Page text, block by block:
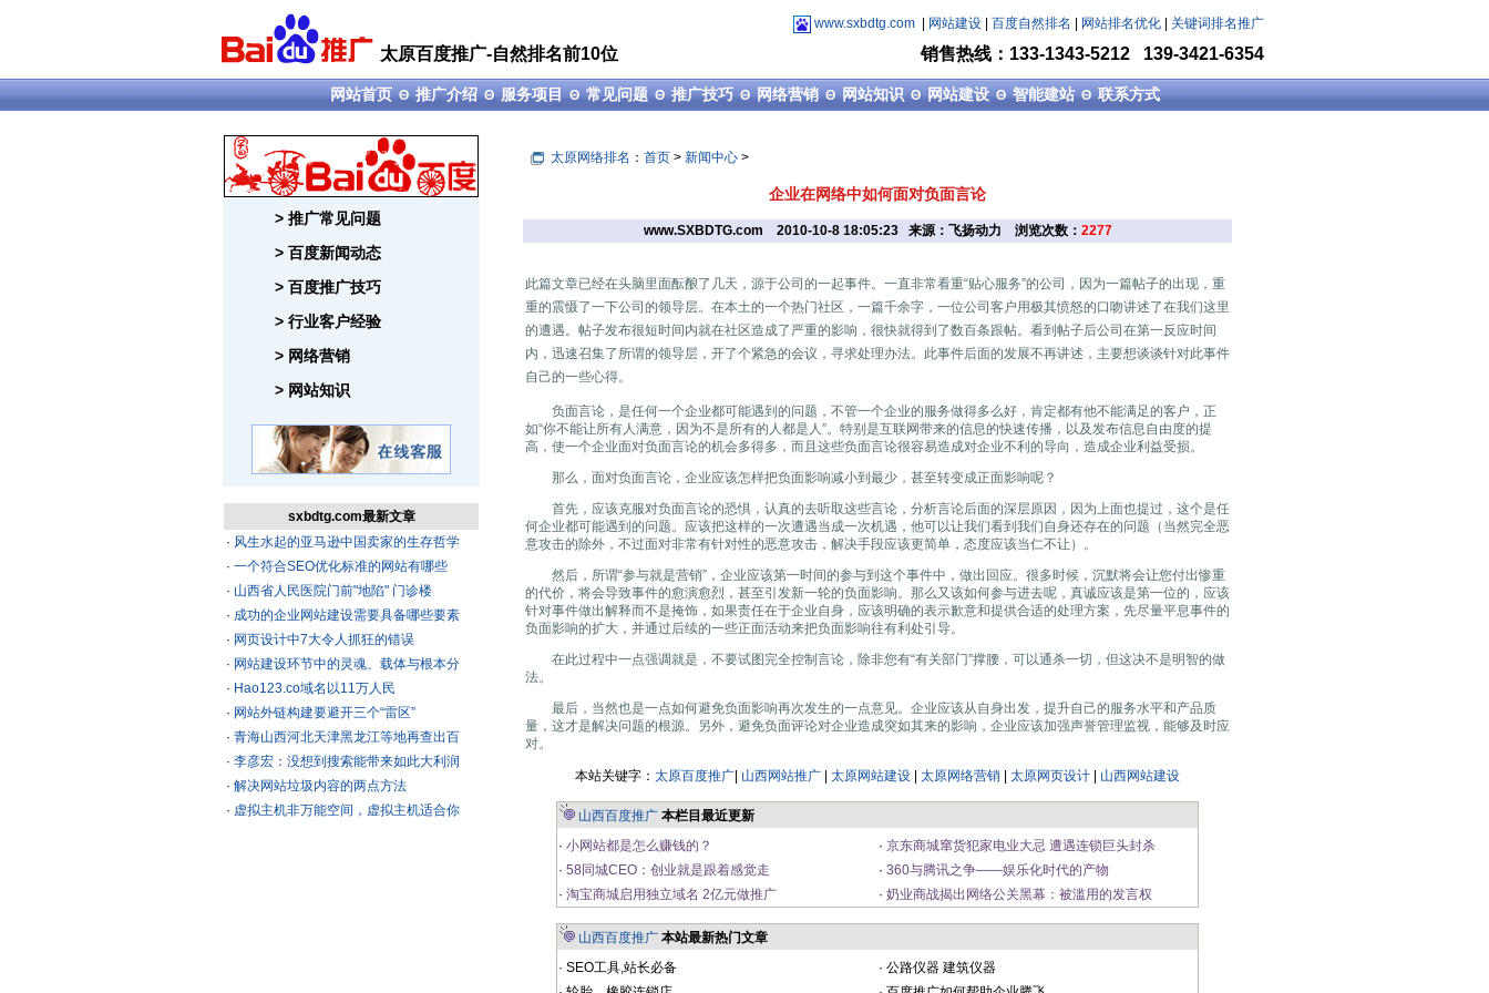
太原百度推广-自然排名前10位
www.sxbdtg.com 网站建设 百度自然排名 网站排名优化 关键词排名推广
销售热线：133-1343-5212 139-3421-6354
网站首页Θ推广介绍Θ服务项目Θ常见问题Θ推广技巧Θ网络营销Θ网站知识Θ网站建设Θ智能建站Θ联系方式
> 推广常见问题
> 百度新闻动态
> 百度推广技巧
> 行业客户经验
> 网络营销
> 网站知识
sxbdtg.com最新文章
· 风生水起的亚马逊中国卖家的生存哲学
· 一个符合SEO优化标准的网站有哪些
· 山西省人民医院门前"地陷" 门诊楼
· 成功的企业网站建设需要具备哪些要素
· 网页设计中7大令人抓狂的错误
· 网站建设环节中的灵魂、载体与根本分
· Hao123.co域名以11万人民
· 网站外链构建要避开三个“雷区”
· 青海山西河北天津黑龙江等地再查出百
· 李彦宏：没想到搜索能带来如此大利润
· 解决网站垃圾内容的两点方法
· 虚拟主机非万能空间，虚拟主机适合你
太原网络排名 ： 首页 > 新闻中心 >
企业在网络中如何面对负面言论
www.SXBDTG.com 2010-10-8 18:05:23 来源：飞扬动力 浏览次数： 2277
此篇文章已经在头脑里面酝酿了几天，源于公司的一起事件。一直非常看重“贴心服务”的公司，因为一篇帖子的出现，重
重的震慑了一下公司的领导层。在本土的一个热门社区，一篇千余字，一位公司客户用极其愤怒的口吻讲述了在我们这里
的遭遇。帖子发布很短时间内就在社区造成了严重的影响，很快就得到了数百条跟帖。看到帖子后公司在第一反应时间
内，迅速召集了所谓的领导层，开了个紧急的会议，寻求处理办法。此事件后面的发展不再讲述，主要想谈谈针对此事件
自己的一些心得。
负面言论，是任何一个企业都可能遇到的问题，不管一个企业的服务做得多么好，肯定都有他不能满足的客户，正
如“你不能让所有人满意，因为不是所有的人都是人”。特别是互联网带来的信息的快速传播，以及发布信息自由度的提
高，使一个企业面对负面言论的机会多得多，而且这些负面言论很容易造成对企业不利的导向，造成企业利益受损。
那么，面对负面言论，企业应该怎样把负面影响减小到最少，甚至转变成正面影响呢？
首先，应该克服对负面言论的恐惧，认真的去听取这些言论，分析言论后面的深层原因，因为上面也提过，这个是任
何企业都可能遇到的问题。应该把这样的一次遭遇当成一次机遇，他可以让我们看到我们自身还存在的问题（当然完全恶
意攻击的除外，不过面对非常有针对性的恶意攻击，解决手段应该更简单，态度应该当仁不让）。
然后，所谓“参与就是营销”，企业应该第一时间的参与到这个事件中，做出回应。很多时候，沉默将会让您付出惨重
的代价，将会导致事件的愈演愈烈，甚至引发新一轮的负面影响。那么又该如何参与进去呢，真诚应该是第一位的，应该
针对事件做出解释而不是掩饰，如果责任在于企业自身，应该明确的表示歉意和提供合适的处理方案，先尽量平息事件的
负面影响的扩大，并通过后续的一些正面活动来把负面影响往有利处引导。
在此过程中一点强调就是，不要试图完全控制言论，除非您有“有关部门”撑腰，可以通杀一切，但这决不是明智的做
法。
最后，当然也是一点如何避免负面影响再次发生的一点意见。企业应该从自身出发，提升自己的服务水平和产品质
量，这才是解决问题的根源。另外，避免负面评论对企业造成突如其来的影响，企业应该加强声誉管理监视，能够及时应
对。
本站关键字： 太原百度推广 山西网站推广 太原网站建设 太原网络营销 太原网页设计 山西网站建设
山西百度推广 本栏目最近更新
· 小网站都是怎么赚钱的？ · 京东商城窜货犯家电业大忌 遭遇连锁巨头封杀
· 58同城CEO：创业就是跟着感觉走 · 360与腾讯之争——娱乐化时代的产物
· 淘宝商城启用独立域名 2亿元做推广 · 奶业商战揭出网络公关黑幕：被滥用的发言权
山西百度推广 本站最新热门文章
· SEO工具,站长必备 · 公路仪器 建筑仪器